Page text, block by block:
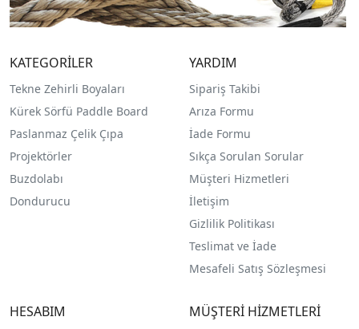
KATEGORİLER
Tekne Zehirli Boyaları
Kürek Sörfü Paddle Board
Paslanmaz Çelik Çıpa
Projektörler
Buzdolabı
Dondurucu
YARDIM
Sipariş Takibi
Arıza Formu
İade Formu
Sıkça Sorulan Sorular
Müşteri Hizmetleri
İletişim
Gizlilik Politikası
Teslimat ve İade
Mesafeli Satış Sözleşmesi
HESABIM MÜŞTERİ HİZMETLERİ